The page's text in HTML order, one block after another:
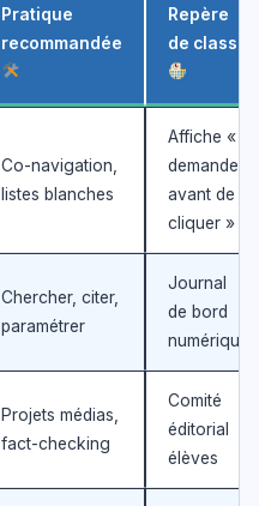
Pratique
recommandée
Repère
de classe
Co-navigation,
listes blanches
Affiche «
demande
avant de
cliquer »
Chercher, citer,
paramétrer
Journal
de bord
numérique
Projets médias,
fact-checking
Comité
éditorial
élèves